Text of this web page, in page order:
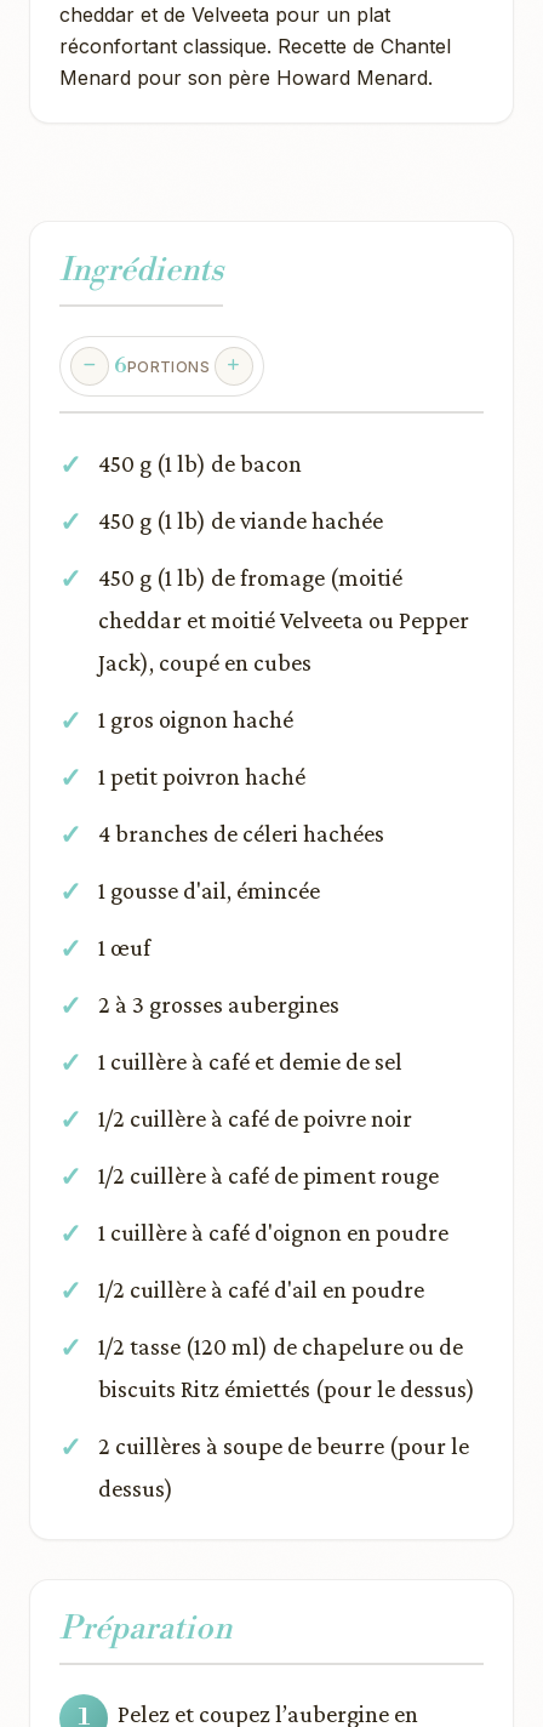
cheddar et de Velveeta pour un plat
réconfortant classique. Recette de Chantel
Menard pour son père Howard Menard.
Ingrédients
6PORTIONS
450 g (1 lb) de bacon
450 g (1 lb) de viande hachée
450 g (1 lb) de fromage (moitié
cheddar et moitié Velveeta ou Pepper
Jack), coupé en cubes
1 gros oignon haché
1 petit poivron haché
4 branches de céleri hachées
1 gousse d'ail, émincée
1 œuf
2 à 3 grosses aubergines
1 cuillère à café et demie de sel
1/2 cuillère à café de poivre noir
1/2 cuillère à café de piment rouge
1 cuillère à café d'oignon en poudre
1/2 cuillère à café d'ail en poudre
1/2 tasse (120 ml) de chapelure ou de
biscuits Ritz émiettés (pour le dessus)
2 cuillères à soupe de beurre (pour le
dessus)
Préparation
Pelez et coupez l’aubergine en